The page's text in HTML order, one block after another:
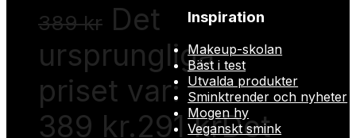
389kr Det
ursprungliga
priset var:
389 kr.291krDet
Inspiration
Makeup-skolan
Bäst i test
Utvalda produkter
Sminktrender och nyheter
Mogen hy
Veganskt smink